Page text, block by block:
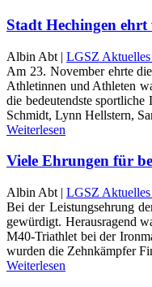
Stadt Hechingen
Albin Abt | LGSZ
Am 23. November ehrte
Athletinnen und Athleten
die bedeutendste
Schmidt, Lynn Hellstern,
Weiterlesen
Viele Ehrungen für
Albin Abt | LGSZ
Bei der Leistungsehrung
gewürdigt. Herausragend
M40-Triathlet bei der
wurden die Zehnkämpfer
Weiterlesen